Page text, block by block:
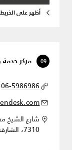
أظهر على
09 مركز خدمة
06-5986986
شارع الشيخ
7310، الشارقة